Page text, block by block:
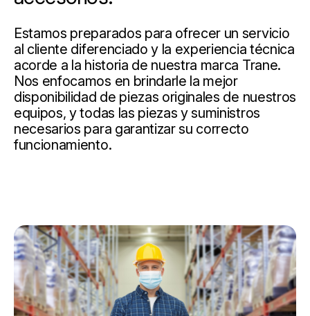
Estamos preparados para ofrecer un servicio
al cliente diferenciado y la experiencia técnica
acorde a la historia de nuestra marca Trane.
Nos enfocamos en brindarle la mejor
disponibilidad de piezas originales de nuestros
equipos, y todas las piezas y suministros
necesarios para garantizar su correcto
funcionamiento.